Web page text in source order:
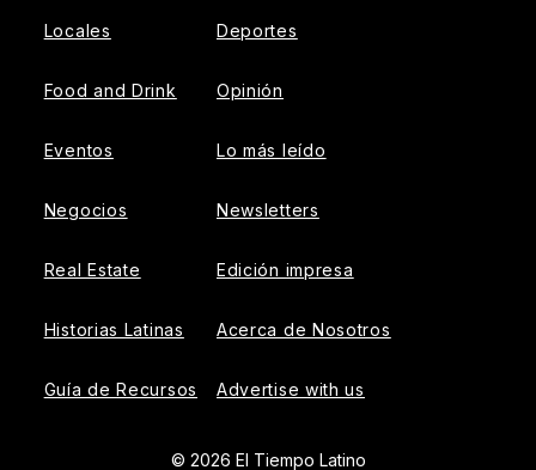
Locales
Food and Drink
Eventos
Negocios
Real Estate
Historias Latinas
Guía de Recursos
Deportes
Opinión
Lo más leído
Newsletters
Edición impresa
Acerca de Nosotros
Advertise with us
© 2026 El Tiempo Latino